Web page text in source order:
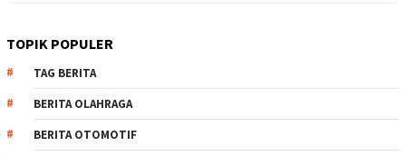
TOPIK POPULER
TAG BERITA
BERITA OLAHRAGA
BERITA OTOMOTIF